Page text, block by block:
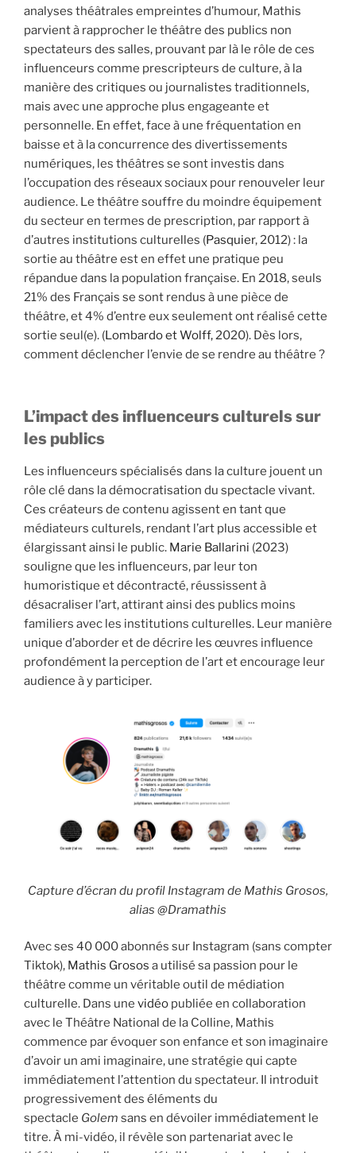
analyses théâtrales empreintes d’humour, Mathis
parvient à rapprocher le théâtre des publics non
spectateurs des salles, prouvant par là le rôle de ces
influenceurs comme prescripteurs de culture, à la
manière des critiques ou journalistes traditionnels,
mais avec une approche plus engageante et
personnelle. En effet, face à une fréquentation en
baisse et à la concurrence des divertissements
numériques, les théâtres se sont investis dans
l’occupation des réseaux sociaux pour renouveler leur
audience. Le théâtre souffre du moindre équipement
du secteur en termes de prescription, par rapport à
d’autres institutions culturelles (Pasquier, 2012) : la
sortie au théâtre est en effet une pratique peu
répandue dans la population française. En 2018, seuls
21% des Français se sont rendus à une pièce de
théâtre, et 4% d’entre eux seulement ont réalisé cette
sortie seul(e). (Lombardo et Wolff,2020). Dès lors,
comment déclencher l’envie de se rendre au théâtre ?
L’impact des influenceurs culturels sur
les publics
Les influenceurs spécialisés dans la culture jouent un
rôle clé dans la démocratisation du spectacle vivant.
Ces créateurs de contenu agissent en tant que
médiateurs culturels, rendant l’art plus accessible et
élargissant ainsi le public. Marie Ballarini (2023)
souligne que les influenceurs, par leur ton
humoristique et décontracté, réussissent à
désacraliser l’art, attirant ainsi des publics moins
familiers avec les institutions culturelles. Leur manière
unique d’aborder et de décrire les œuvres influence
profondément la perception de l’art et encourage leur
audience à y participer.
Capture d’écran du profil Instagram de Mathis Grosos,
alias @Dramathis
Avec ses 40 000 abonnés sur Instagram (sans compter
Tiktok), Mathis Grosos a utilisé sa passion pour le
théâtre comme un véritable outil de médiation
culturelle. Dans une vidéo publiée en collaboration
avec le Théâtre National de la Colline, Mathis
commence par évoquer son enfance et son imaginaire
d’avoir un ami imaginaire, une stratégie qui capte
immédiatement l’attention du spectateur. Il introduit
progressivement des éléments du
spectacle Golem sans en dévoiler immédiatement le
titre. À mi-vidéo, il révèle son partenariat avec le